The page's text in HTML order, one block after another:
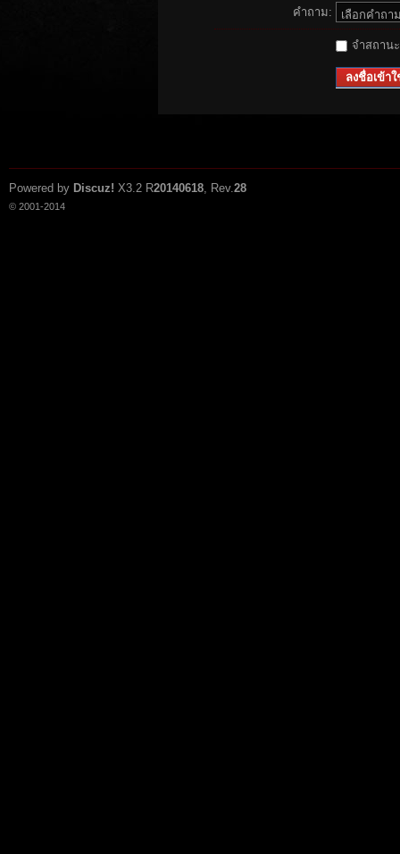
คำถาม:
จำสถาน
ลงชื่อเข้าใ
Powered by Discuz! X3.2 R20140618, Rev.28
© 2001-2014